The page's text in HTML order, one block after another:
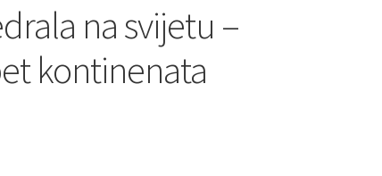
na svijetu –
kontinenata